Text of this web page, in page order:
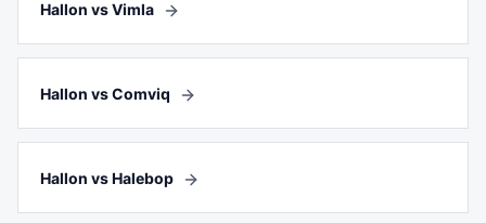
Hallon vs Vimla
Hallon vs Comviq
Hallon vs Halebop